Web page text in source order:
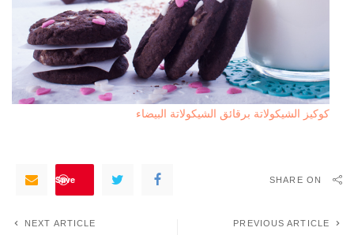
كوكيز الشيكولاتة برقائق الشيكولاتة البيضاء
SHARE ON
Save
PREVIOUS ARTICLE
NEXT ARTICLE